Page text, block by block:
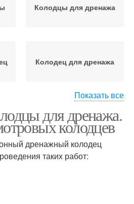
Колодцы для дренажа
Колодец для дренажа
Дренажный колодец
Показать все
для дренажа.
колодцев
дренажный колодец
таких работ: